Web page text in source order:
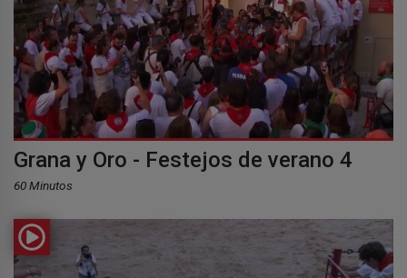
Grana y Oro - Festejos de verano 4
60 Minutos